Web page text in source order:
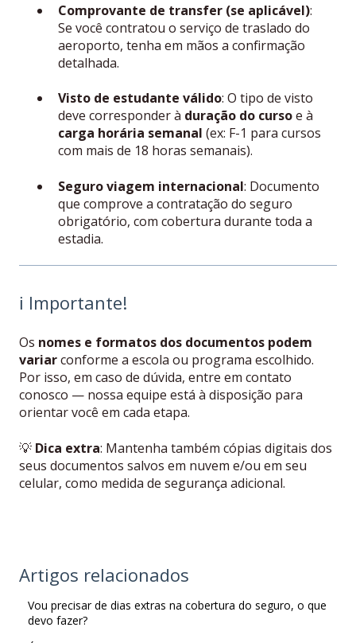
Comprovante de transfer (se aplicável):
Se você contratou o serviço de traslado do
aeroporto, tenha em mãos a confirmação
detalhada.
Visto de estudante válido: O tipo de visto
deve corresponder à duração do cursoe à
carga horária semanal (ex: F-1 para cursos
com mais de 18 horas semanais).
Seguro viagem internacional: Documento
que comprove a contratação do seguro
obrigatório, com cobertura durante toda a
estadia.
ℹ️ Importante!
Os nomes e formatos dos documentos podem
variarconforme a escola ou programa escolhido.
Por isso, em caso de dúvida, entre em contato
conosco — nossa equipe está à disposição para
orientar você em cada etapa.
💡 Dica extra: Mantenha também cópias digitais dos
seus documentos salvos em nuvem e/ou em seu
celular, como medida de segurança adicional.
Artigos relacionados
Vou precisar de dias extras na cobertura do seguro, o que
devo fazer?